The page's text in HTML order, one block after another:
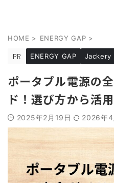
HOME > ENERGY GAP >
ENERGY GAP Jackery
ポータブル電源の
ド！選び方から活
2025年2月19日 2026年4